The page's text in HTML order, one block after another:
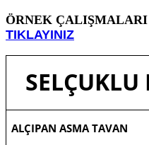
ÖRNEK
TIKLAYINIZ
ALÇIPAN ASMA TAVAN